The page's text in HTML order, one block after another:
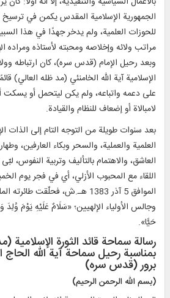
الجمهورية الإسلامية المقدس يكمن في ترسيخ
للحوزات العلمية، ولم يدخر جهدًا في هذا
مراتب ولائه وإخلاصه ومحبته لأستاذه
وبعد رحيل الإمام (قدس سره)، كان ارتباطه
الإسلامية آية الله الخامنئي (مد ظله العالي)
على دعمه واتباعه، ولم يكن ليتحمل أو يسكت
لامبالاة أو إضعاف للنظام والقيادة.
بعد سنوات طويلة من التوجه التام إلى الذات
العلمية والعملية، والسحر وبكاء العارفين،
العاشق، والاهتمام بالتأليف وتربية النفوس،
الموافق 5 آذر 1383 هـ.ش، فحلّقت
وجالس الأولياء الإلهيين؛ «سَلَامٌ عَلَيْهِ يَوْمَ
حَيًّا».
رسالة سماحة قائد الثورة الإسلامية
بمناسبة رحيل سماحة آية الله
برور (قدس سره)
(بسم الله الرحمن الرحيم)